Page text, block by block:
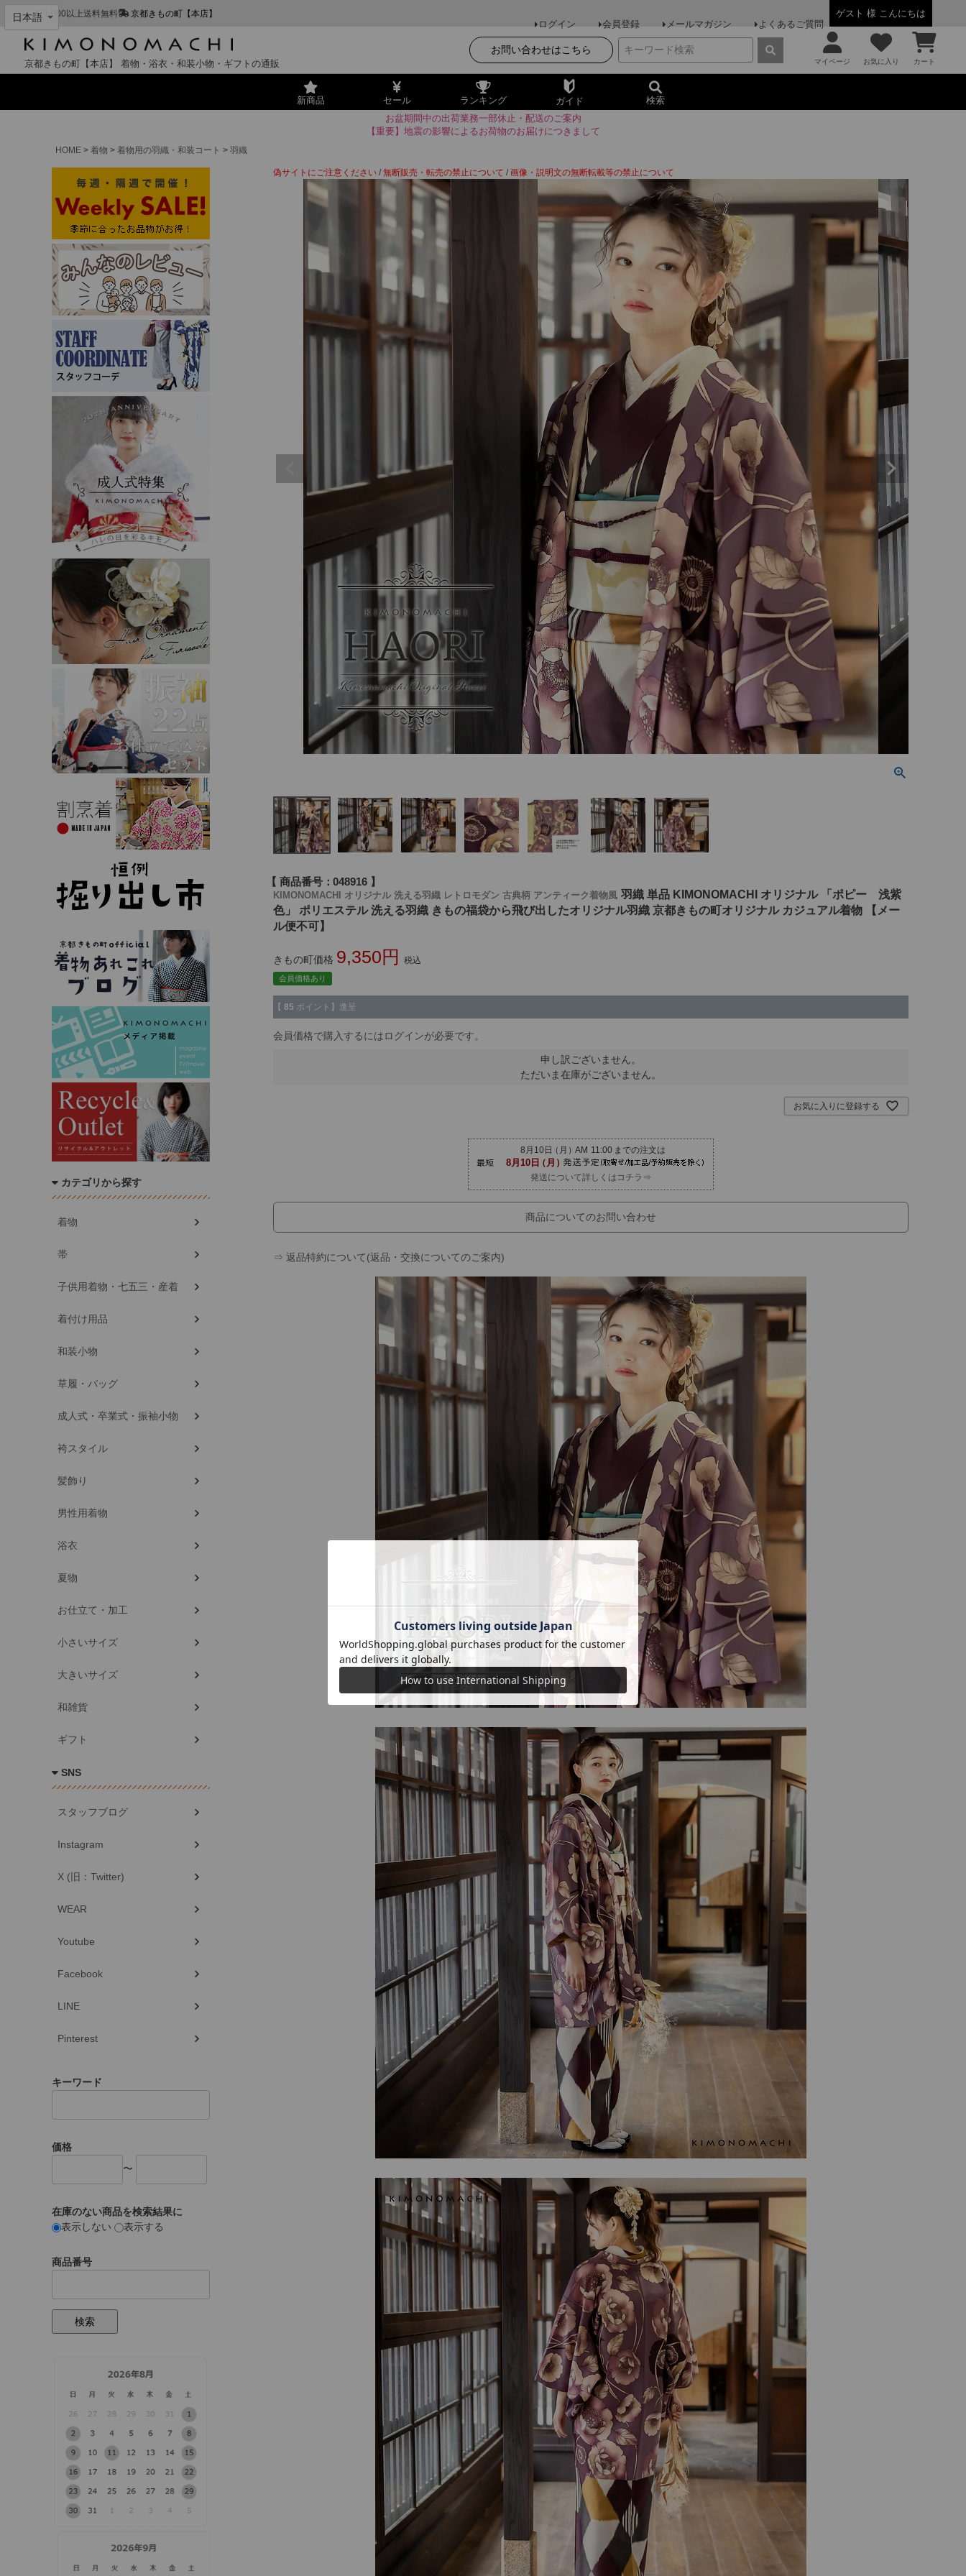
¥11,000以上送料無料 京都きもの町【本店】
ゲスト 様 こんにちは
ログイン
会員登録 メールマガジン よくあるご質問
京都きもの町【本店】 着物・浴衣・和装小物・ギフトの通販
お問い合わせはこちら
マイページ お気に入り カート
新商品 セール ランキング ガイド 検索
お盆期間中の出荷業務一部休止・配送のご案内
【重要】地震の影響によるお荷物のお届けにつきまして
HOME
着物 着物用の羽織・和装コート 羽織
偽サイトにご注意ください / 無断販売・転売の禁止について / 画像・説明文の無断転載等の禁止について
商品番号 048916
KIMONOMACHI オリジナル 洗える羽織 レトロモダン 古典柄 アンティーク着物風 羽織 単品 KIMONOMACHI オリジナル 「ポピー 浅紫
色」 ポリエステル 洗える羽織 きもの福袋から飛び出したオリジナル羽織 京都きもの町オリジナル カジュアル着物 【メー
ル便不可】
きもの町価格 9,350 税込
会員価格あり
【 85 ポイント】進呈
会員価格で購入するにはログインが必要です。
申し訳ございません。
ただいま在庫がございません。
お気に入りに登録する
発送について詳しくはコチラ⇒
商品についてのお問い合わせ
⇒ 返品特約について(返品・交換についてのご案内)
カテゴリから探す
着物
帯
子供用着物・七五三・産着
着付け用品
和装小物
草履・バッグ
成人式・卒業式・振袖小物
袴スタイル
髪飾り
男性用着物
浴衣
夏物
お仕立て・加工
小さいサイズ
大きいサイズ
和雑貨
ギフト
SNS
スタッフブログ
Instagram
X (旧：Twitter)
WEAR
Youtube
Facebook
LINE
Pinterest
キーワード
価格
〜
在庫のない商品を検索結果に
表示しない
表示する
商品番号
検索